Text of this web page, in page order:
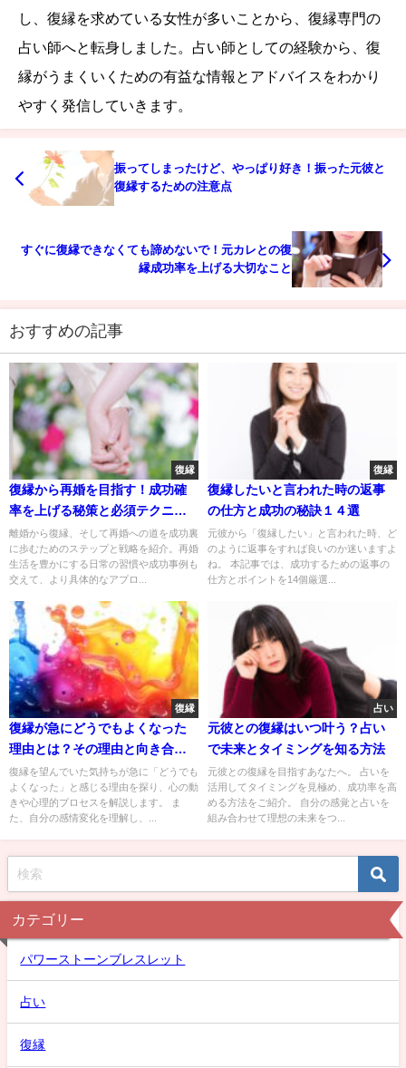
し、復縁を求めている女性が多いことから、復縁専門の
占い師へと転身しました。占い師としての経験から、復
縁がうまくいくための有益な情報とアドバイスをわかり
やすく発信していきます。
振ってしまったけど、やっぱり好き！振った元彼と
復縁するための注意点
すぐに復縁できなくても諦めないで！元カレとの復
縁成功率を上げる大切なこと
おすすめの記事
復縁
復縁から再婚を目指す！成功確
率を上げる秘策と必須テクニッ
ク
離婚から復縁、そして再婚への道を成功裏
に歩むためのステップと戦略を紹介。再婚
生活を豊かにする日常の習慣や成功事例も
交えて、より具体的なアプロ...
復縁
復縁したいと言われた時の返事
の仕方と成功の秘訣１４選
元彼から「復縁したい」と言われた時、ど
のように返事をすれば良いのか迷いますよ
ね。 本記事では、成功するための返事の
仕方とポイントを14個厳選...
復縁
復縁が急にどうでもよくなった
理由とは？その理由と向き合う
方法
復縁を望んでいた気持ちが急に「どうでも
よくなった」と感じる理由を探り、心の動
きや心理的プロセスを解説します。 ま
た、自分の感情変化を理解し、...
占い
元彼との復縁はいつ叶う？占い
で未来とタイミングを知る方法
元彼との復縁を目指すあなたへ。 占いを
活用してタイミングを見極め、成功率を高
める方法をご紹介。 自分の感覚と占いを
組み合わせて理想の未来をつ...
カテゴリー
パワーストーンブレスレット
占い
復縁